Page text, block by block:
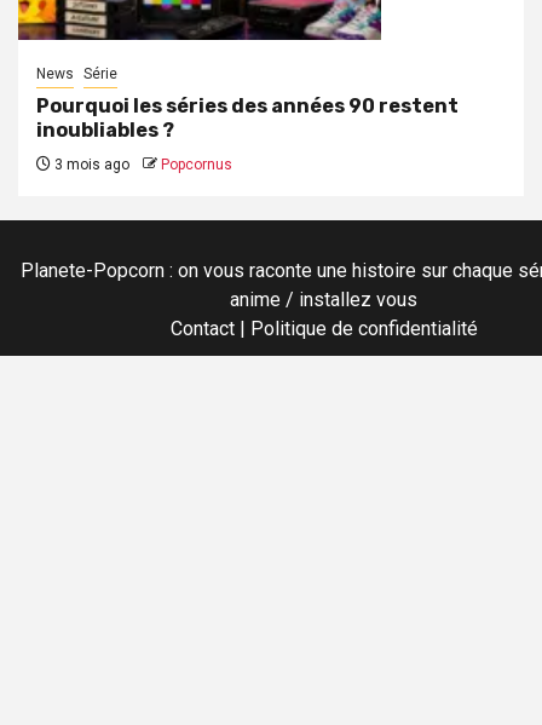
News Série
Pourquoi les séries des années 90 restent
inoubliables ?
3 mois ago Popcornus
Planete-Popcorn : on vous raconte une histoire sur chaque
anime / installez vous
Contact| Politique de confidentialité